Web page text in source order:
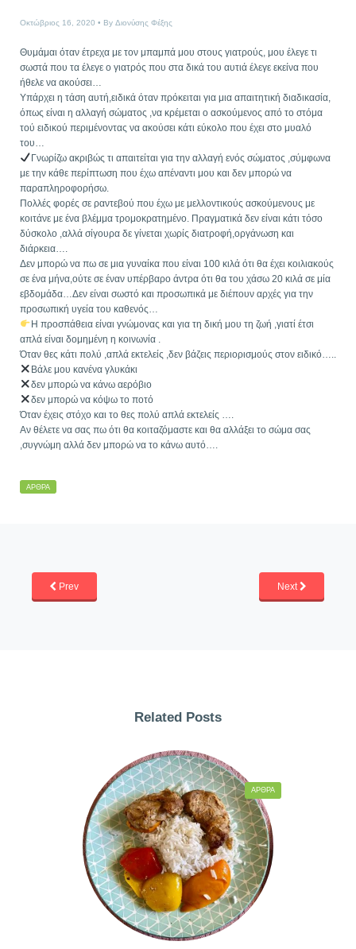
Οκτώβριος 16, 2020 By Διονύσης Φέξης
Θυμάμαι όταν έτρεχα με τον μπαμπά μου στους γιατρούς, μου έλεγε τι
σωστά που τα έλεγε ο γιατρός που στα δικά του αυτιά έλεγε εκείνα που
ήθελε να ακούσει…
Υπάρχει η τάση αυτή,ειδικά όταν πρόκειται για μια απαιτητική διαδικασία,
όπως είναι η αλλαγή σώματος ,να κρέμεται ο ασκούμενος από το στόμα
τού ειδικού περιμένοντας να ακούσει κάτι εύκολο που έχει στο μυαλό
του…
Γνωρίζω ακριβώς τι απαιτείται για την αλλαγή ενός σώματος ,σύμφωνα
με την κάθε περίπτωση που έχω απέναντι μου και δεν μπορώ να
παραπληροφορήσω.
Πολλές φορές σε ραντεβού που έχω με μελλοντικούς ασκούμενους με
κοιτάνε με ένα βλέμμα τρομοκρατημένο. Πραγματικά δεν είναι κάτι τόσο
δύσκολο ,αλλά σίγουρα δε γίνεται χωρίς διατροφή,οργάνωση και
διάρκεια….
Δεν μπορώ να πω σε μια γυναίκα που είναι 100 κιλά ότι θα έχει κοιλιακούς
σε ένα μήνα,ούτε σε έναν υπέρβαρο άντρα ότι θα του χάσω 20 κιλά σε μία
εβδομάδα…Δεν είναι σωστό και προσωπικά με διέπουν αρχές για την
προσωπική υγεία του καθενός…
Η προσπάθεια είναι γνώμονας και για τη δική μου τη ζωή ,γιατί έτσι
απλά είναι δομημένη η κοινωνία .
Όταν θες κάτι πολύ ,απλά εκτελείς ,δεν βάζεις περιορισμούς στον ειδικό…..
Βάλε μου κανένα γλυκάκι
δεν μπορώ να κάνω αερόβιο
δεν μπορώ να κόψω το ποτό
Όταν έχεις στόχο και το θες πολύ απλά εκτελείς ….
Αν θέλετε να σας πω ότι θα κοιταζόμαστε και θα αλλάξει το σώμα σας
,συγνώμη αλλά δεν μπορώ να το κάνω αυτό….
ΆΡΘΡΑ
Prev Next
Related Posts
ΆΡΘΡΑ